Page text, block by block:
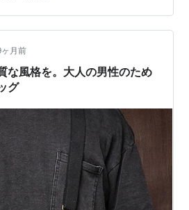
ヶ月前
な風格を。大人の男性のため
グ